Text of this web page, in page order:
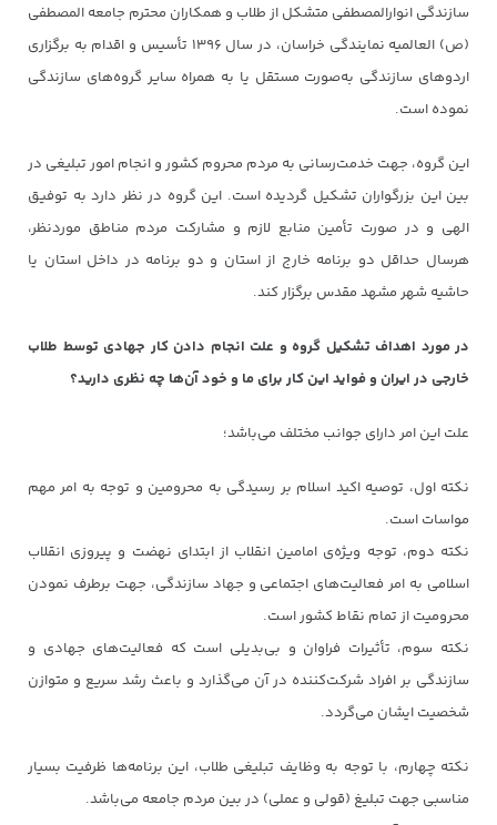
سازندگی انوارالمصطفی متشکل از طلاب و همکاران محترم جامعه المصطفی
(ص) العالمیه نمایندگی خراسان، در سال ۱۳۹۶ تأسیس و اقدام به برگزاری
اردوهای سازندگی به‌صورت مستقل یا به همراه سایر گروه‌های سازندگی
نموده است.
این گروه، جهت خدمت‌رسانی به مردم محروم کشور و انجام امور تبلیغی در
بین این بزرگواران تشکیل گردیده است. این گروه در نظر دارد به توفیق
الهی و در صورت تأمین منابع لازم و مشارکت مردم مناطق موردنظر،
هرسال حداقل دو برنامه خارج از استان و دو برنامه در داخل استان یا
حاشیه شهر مشهد مقدس برگزار کند.
در مورد اهداف تشکیل گروه و علت انجام دادن کار جهادی توسط طلاب
خارجی در ایران و فواید این کار برای ما و خود آن‌ها چه نظری دارید؟
علت این امر دارای جوانب مختلف می‌باشد؛
نکته اول، توصیه اکید اسلام بر رسیدگی به محرومین و توجه به امر مهم
مواسات است.
نکته دوم، توجه ویژه‌ی امامین انقلاب از ابتدای نهضت و پیروزی انقلاب
اسلامی به امر فعالیت‌های اجتماعی و جهاد سازندگی، جهت برطرف نمودن
محرومیت از تمام نقاط کشور است.
نکته سوم، تأثیرات فراوان و بی‌بدیلی است که فعالیت‌های جهادی و
سازندگی بر افراد شرکت‌کننده در آن می‌گذارد و باعث رشد سریع و متوازن
شخصیت ایشان می‌گردد.
نکته چهارم، با توجه به وظایف تبلیغی طلاب، این برنامه‌ها ظرفیت بسیار
مناسبی جهت تبلیغ (قولی و عملی) در بین مردم جامعه می‌باشد.